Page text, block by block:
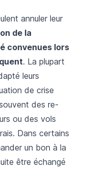
annuler leur
de la
convenues lors
. La plupart
leurs
de crise
des re-
ou des vols
Dans certains
un bon à la
être échangé